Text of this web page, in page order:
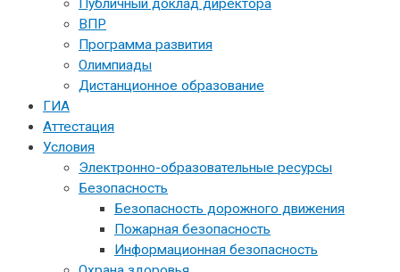
ВПР
Программа развития
Олимпиады
Дистанционное образование
ГИА
Аттестация
Условия
Электронно-образовательные ресурсы
Безопасность
Безопасность дорожного движения
Пожарная безопасность
Информационная безопасность